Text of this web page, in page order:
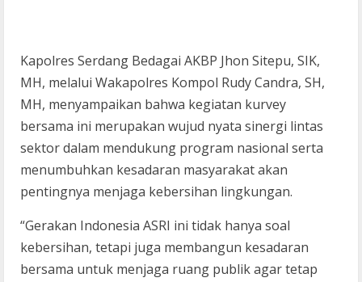
Kapolres Serdang Bedagai AKBP Jhon Sitepu, SIK,
MH, melalui Wakapolres Kompol Rudy Candra, SH,
MH, menyampaikan bahwa kegiatan kurvey
bersama ini merupakan wujud nyata sinergi lintas
sektor dalam mendukung program nasional serta
menumbuhkan kesadaran masyarakat akan
pentingnya menjaga kebersihan lingkungan.
“Gerakan Indonesia ASRI ini tidak hanya soal
kebersihan, tetapi juga membangun kesadaran
bersama untuk menjaga ruang publik agar tetap